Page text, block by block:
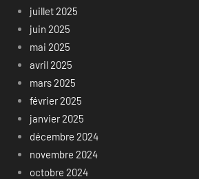
juillet 2025
juin 2025
mai 2025
avril 2025
mars 2025
février 2025
janvier 2025
décembre 2024
novembre 2024
octobre 2024